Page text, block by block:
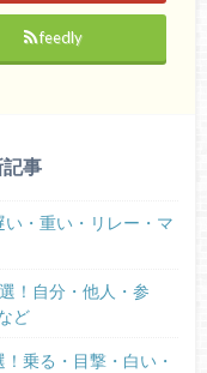
feedly
事
い・重い・リレー・マ
！自分・他人・参
ど
！乗る・目撃・白い・